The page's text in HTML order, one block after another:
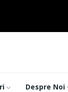
Despre Noi